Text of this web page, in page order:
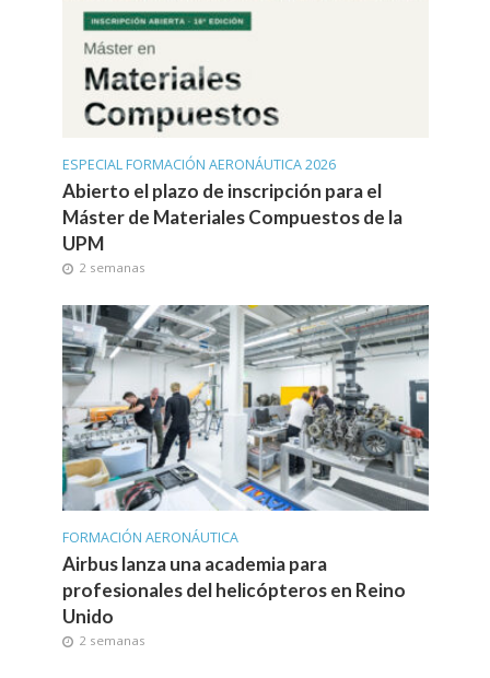
ESPECIAL FORMACIÓN AERONÁUTICA 2026
Abierto el plazo de inscripción para el
Máster de Materiales Compuestos de la
UPM
2 semanas
FORMACIÓN AERONÁUTICA
Airbus lanza una academia para
profesionales del helicópteros en Reino
Unido
2 semanas